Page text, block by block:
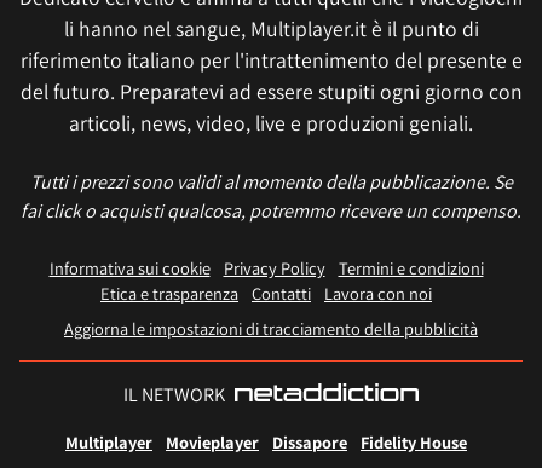
li hanno nel sangue, Multiplayer.it è il punto di
riferimento italiano per l'intrattenimento del presente e
del futuro. Preparatevi ad essere stupiti ogni giorno con
articoli, news, video, live e produzioni geniali.
Tutti i prezzi sono validi al momento della pubblicazione. Se
fai click o acquisti qualcosa, potremmo ricevere un compenso.
Informativa sui cookie Privacy Policy
Termini e condizioni
Etica e trasparenza Contatti
Lavora con noi
Aggiorna le impostazioni di tracciamento della pubblicità
IL NETWORK
Multiplayer Movieplayer Dissapore
Fidelity House